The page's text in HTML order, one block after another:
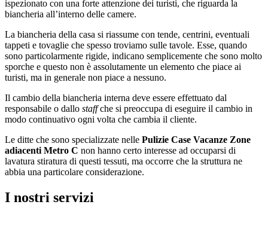
ispezionato con una forte attenzione dei turisti, che riguarda la
biancheria all’interno delle camere.
La biancheria della casa si riassume con tende, centrini, eventuali
tappeti e tovaglie che spesso troviamo sulle tavole. Esse, quando
sono particolarmente rigide, indicano semplicemente che sono molto
sporche e questo non è assolutamente un elemento che piace ai
turisti, ma in generale non piace a nessuno.
Il cambio della biancheria interna deve essere effettuato dal
responsabile o dallo staffche si preoccupa di eseguire il cambio in
modo continuativo ogni volta che cambia il cliente.
Le ditte che sono specializzate nelle Pulizie Case Vacanze Zone
adiacenti Metro C non hanno certo interesse ad occuparsi di
lavatura stiratura di questi tessuti, ma occorre che la struttura ne
abbia una particolare considerazione.
I nostri servizi